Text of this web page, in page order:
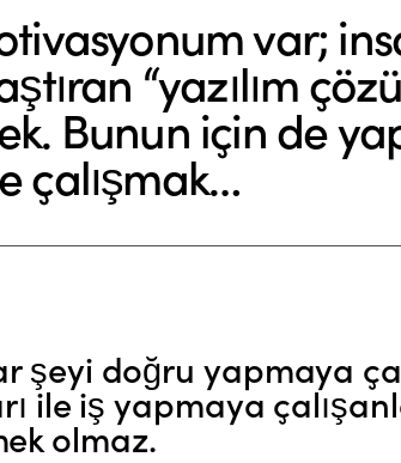
var;
“yazılım
Bunun için de
çalışmak…
şeyi doğru yapmaya
ile iş yapmaya
olmaz.